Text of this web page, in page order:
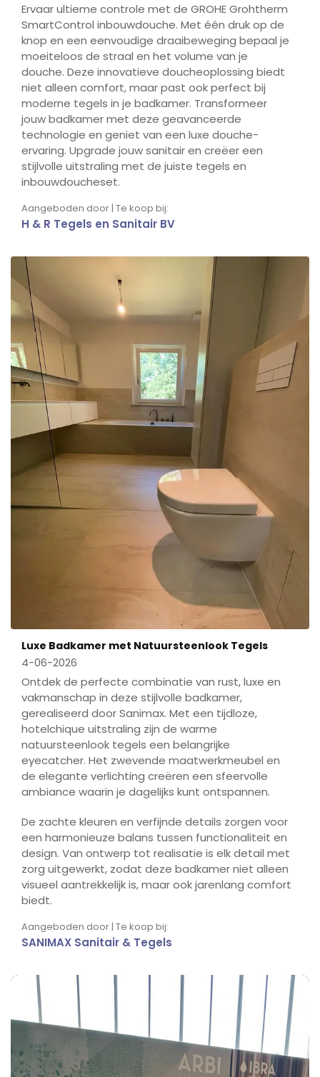
Ervaar ultieme controle met de GROHE Grohtherm
SmartControl inbouwdouche. Met één druk op de
knop en een eenvoudige draaibeweging bepaal je
moeiteloos de straal en het volume van je
douche. Deze innovatieve doucheoplossing biedt
niet alleen comfort, maar past ook perfect bij
moderne tegels in je badkamer. Transformeer
jouw badkamer met deze geavanceerde
technologie en geniet van een luxe douche-
ervaring. Upgrade jouw sanitair en creëer een
stijlvolle uitstraling met de juiste tegels en
inbouwdoucheset.
Aangeboden door | Te koop bij:
H & R Tegels en Sanitair BV
Luxe Badkamer met Natuursteenlook Tegels
4-06-2026
Ontdek de perfecte combinatie van rust, luxe en
vakmanschap in deze stijlvolle badkamer,
gerealiseerd door Sanimax. Met een tijdloze,
hotelchique uitstraling zijn de warme
natuursteenlook tegels een belangrijke
eyecatcher. Het zwevende maatwerkmeubel en
de elegante verlichting creëren een sfeervolle
ambiance waarin je dagelijks kunt ontspannen.
De zachte kleuren en verfijnde details zorgen voor
een harmonieuze balans tussen functionaliteit en
design. Van ontwerp tot realisatie is elk detail met
zorg uitgewerkt, zodat deze badkamer niet alleen
visueel aantrekkelijk is, maar ook jarenlang comfort
biedt.
Aangeboden door | Te koop bij:
SANIMAX Sanitair & Tegels